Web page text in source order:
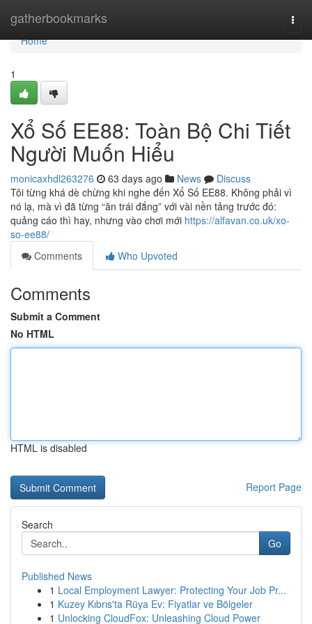
gatherbookmarks
Home
Home
1
Xổ Số EE88: Toàn Bộ Chi Tiết
Người Muốn Hiểu
monicaxhdl263276 63 days ago News
Discuss
Tôi từng khá dè chừng khi nghe đến Xổ Số EE88. Không phải vì
nó lạ, mà vì đã từng “ăn trái đắng” với vài nền tảng trước đó:
quảng cáo thì hay, nhưng vào chơi mới https://alfavan.co.uk/xo-
so-ee88/
Comments
Who Upvoted
Comments
Submit a Comment
No HTML
HTML is disabled
Report Page
Search
Go
Published News
1 Local Employment Lawyer: Protecting Your Job Pr...
1 Kuzey Kıbrıs'ta Rüya Ev: Fiyatlar ve Bölgeler
1 Unlocking CloudFox: Unleashing Cloud Power